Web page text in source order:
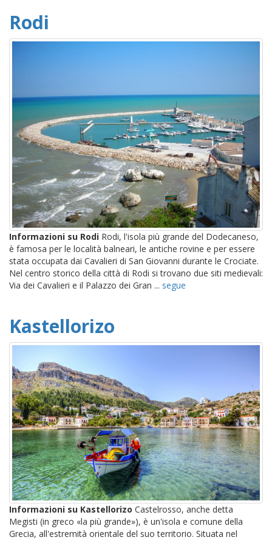
Rodi
Informazioni su Rodi Rodi, l'isola più grande del Dodecaneso,
è famosa per le località balneari, le antiche rovine e per essere
stata occupata dai Cavalieri di San Giovanni durante le Crociate.
Nel centro storico della città di Rodi si trovano due siti medievali:
Via dei Cavalieri e il Palazzo dei Gran ... segue
Kastellorizo
Informazioni su Kastellorizo Castelrosso, anche detta
Megisti (in greco «la più grande»), è un'isola e comune della
Grecia, all'estremità orientale del suo territorio. Situata nel